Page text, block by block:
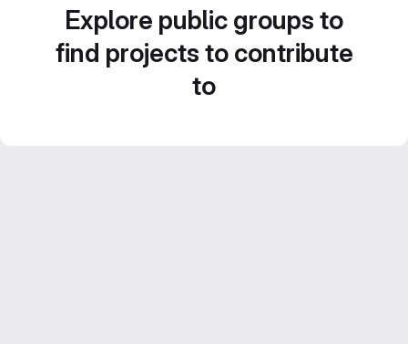
Explore public groups to
find projects to contribute
to